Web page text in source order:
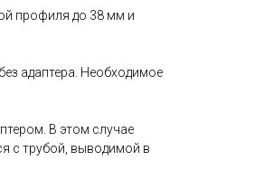
профиля до 38 мм и
адаптера. Необходимое
В этом случае
с трубой, выводимой в